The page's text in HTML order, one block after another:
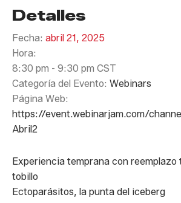
Detalles
Fecha: abril 21, 2025
Hora:
8:30 pm - 9:30 pm CST
Categoría del Evento: Webinars
Página Web:
https://event.webinarjam.com/
Abril2
Experiencia temprana con reemplazo
tobillo
Ectoparásitos, la punta del iceberg